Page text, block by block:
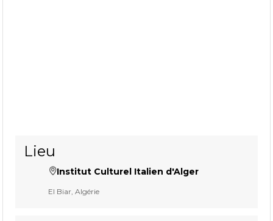
Lieu
Institut Culturel Italien d'Alger
El Biar, Algérie